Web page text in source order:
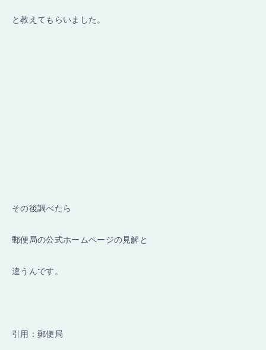
と教えてもらいました。
その後調べたら
郵便局の公式ホームページの見解と
違うんです。
引用：郵便局